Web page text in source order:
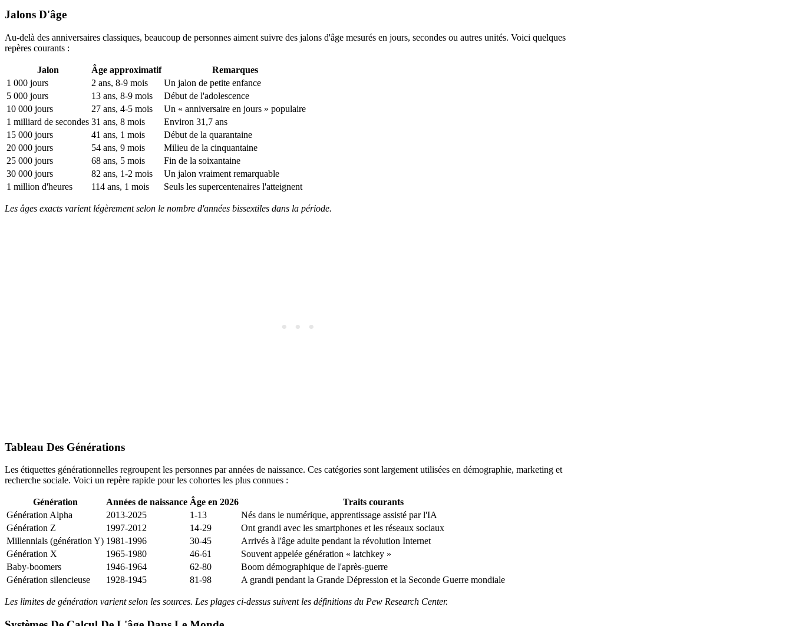
Jalons D'âge
Au-delà des anniversaires classiques, beaucoup de personnes aiment suivre des jalons d'âge mesurés en jours, secondes ou autres unités. Voici quelques
repères courants :
Jalon Âge approximatif
Remarques
1 000 jours
2 ans, 8-9 mois
Un jalon de petite enfance
5 000 jours
13 ans, 8-9 mois
Début de l'adolescence
10 000 jours
27 ans, 4-5 mois
Un « anniversaire en jours » populaire
1 milliard de secondes 31 ans, 8 mois
Environ 31,7 ans
15 000 jours
41 ans, 1 mois
Début de la quarantaine
20 000 jours
54 ans, 9 mois
Milieu de la cinquantaine
25 000 jours
68 ans, 5 mois
Fin de la soixantaine
30 000 jours
82 ans, 1-2 mois
Un jalon vraiment remarquable
1 million d'heures
114 ans, 1 mois Seuls les supercentenaires l'atteignent
Les âges exacts varient légèrement selon le nombre d'années bissextiles dans la période.
Tableau Des Générations
Les étiquettes générationnelles regroupent les personnes par années de naissance. Ces catégories sont largement utilisées en démographie, marketing et
recherche sociale. Voici un repère rapide pour les cohortes les plus connues :
Génération Années de naissance Âge en 2026
Traits courants
Génération Alpha
2013-2025 1-13
Nés dans le numérique, apprentissage assisté par l'IA
Génération Z
1997-2012 14-29
Ont grandi avec les smartphones et les réseaux sociaux
Millennials (génération Y) 1981-1996 30-45
Arrivés à l'âge adulte pendant la révolution Internet
Génération X
1965-1980 46-61
Souvent appelée génération « latchkey »
Baby-boomers
1946-1964 62-80
Boom démographique de l'après-guerre
Génération silencieuse
1928-1945 81-98 A grandi pendant la Grande Dépression et la Seconde Guerre mondiale
Les limites de génération varient selon les sources. Les plages ci-dessus suivent les définitions du Pew Research Center.